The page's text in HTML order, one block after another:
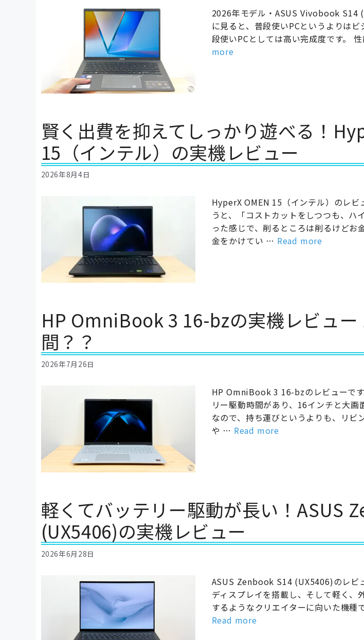
2026年モデル・ASUS Vivobook S14
に見ると、普段使いPCというよりは
段使いPCとしては高い完成度です。
more
賢く出費を抑えてしっかり遊べる！
15（インテル）の実機レビュー
2026年8月4日
HyperX OMEN 15（インテル）のレ
うと、「コストカットをしつつも、ハ
った感じで、削るところは削るけどお
金をかけてい … Read more
HP OmniBook 3 16-bzの実機レビュー
間？？
2026年7月26日
HP OmniBook 3 16-bzのレビューで
リー駆動時間があり、16インチと大
なので、持ち運びというよりも、リビ
や … Read more
軽くてバッテリー駆動が長い！ASUS
(UX5406)の実機レビュー
2026年6月28日
ASUS Zenbook S14 (UX5406)のレビ
ディスプレイを搭載し、そして軽く、
するようなクリエイターに向いた機
Read more